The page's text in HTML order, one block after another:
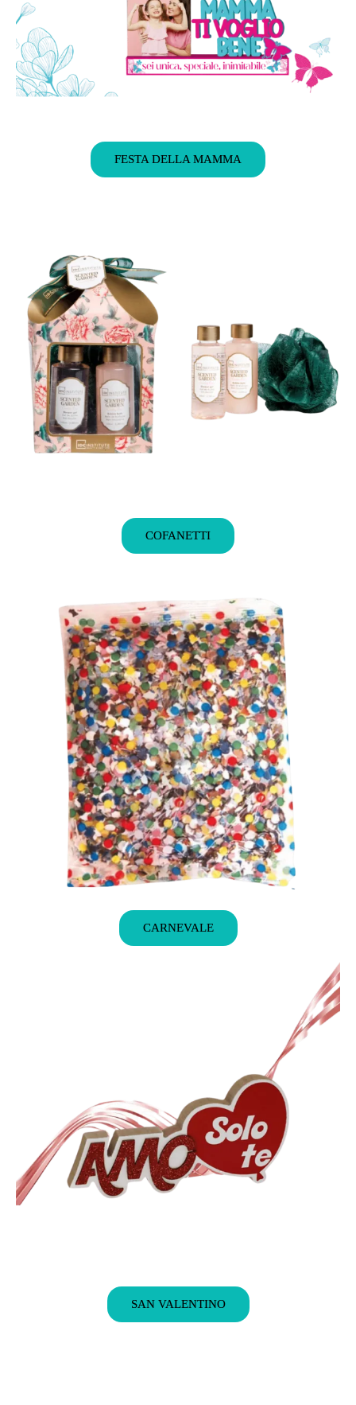
FESTA DELLA MAMMA
COFANETTI
CARNEVALE
SAN VALENTINO